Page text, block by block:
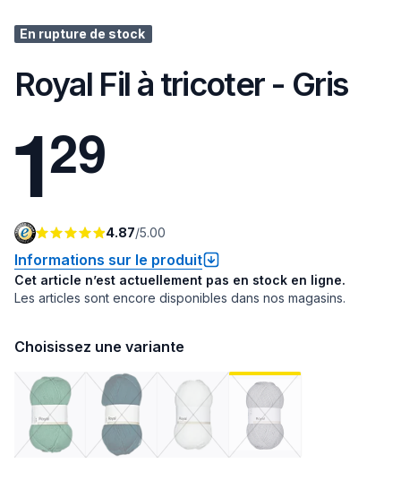
En rupture de stock
Royal Fil à tricoter - Gris
129
4.87/5.00
Informations sur le produit
Cet article n’est actuellement pas en stock en ligne.
Les articles sont encore disponibles dans nos magasins.
Choisissez une variante